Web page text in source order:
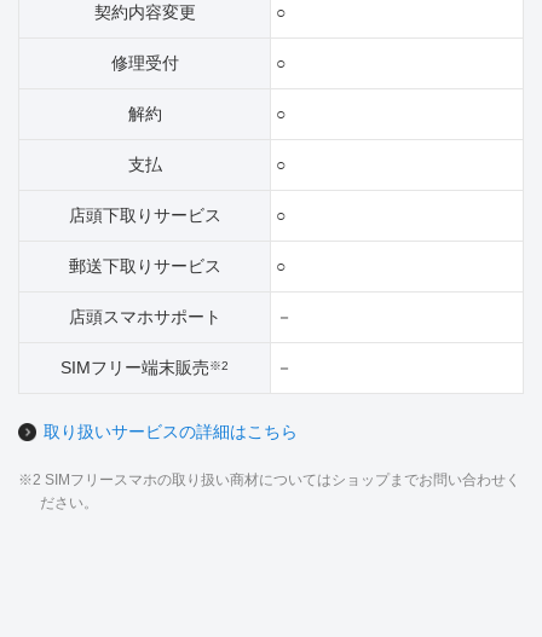
契約内容変更 ○
修理受付 ○
解約 ○
支払 ○
店頭下取りサービス ○
郵送下取りサービス ○
店頭スマホサポート －
SIMフリー端末販売※2 －
取り扱いサービスの詳細はこちら
※2 SIMフリースマホの取り扱い商材についてはショップまでお問い合わせく
ださい。